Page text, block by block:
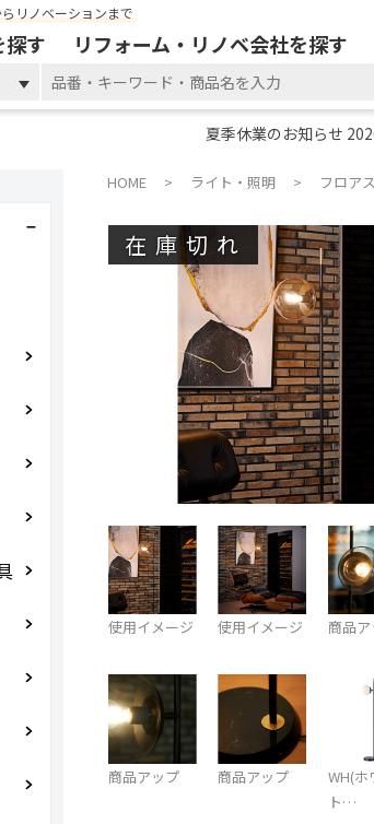
リノベーションまで
探す リフォーム・リノベ会社を探す
夏季休業のお知らせ
HOME ライト・照明 フロア
在庫切れ
使用イメージ 使用イメージ 商品
商品アップ 商品アップ
WH(ホ
ト…